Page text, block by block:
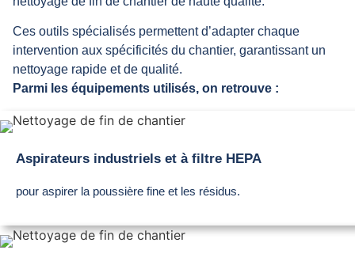
Ces outils spécialisés permettent d’adapter chaque
intervention aux spécificités du chantier, garantissant un
nettoyage rapide et de qualité.
Parmi les équipements utilisés, on retrouve :
Aspirateurs industriels et à filtre HEPA
pour aspirer la poussière fine et les résidus.